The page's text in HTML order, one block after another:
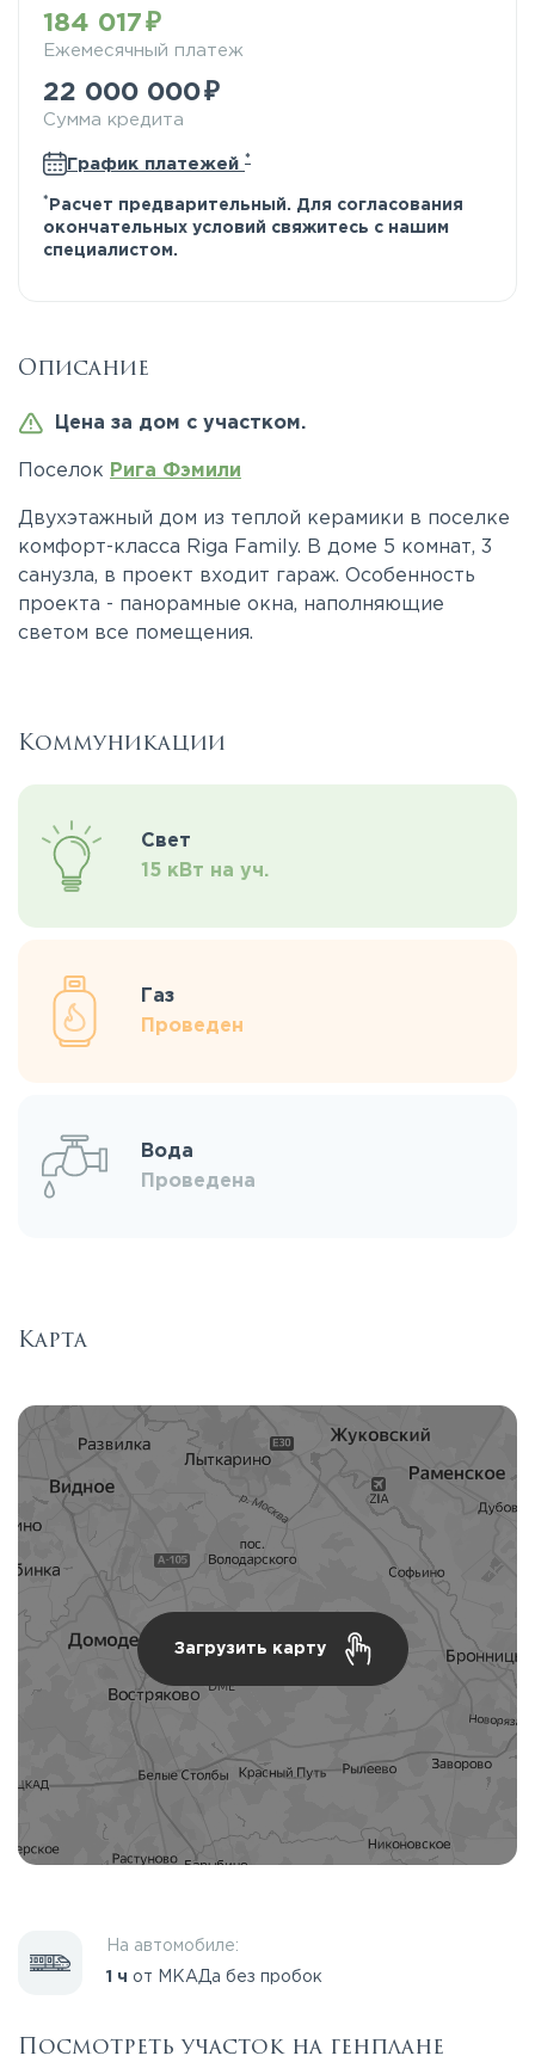
184 017
Ежемесячный платеж
22 000 000
Сумма кредита
График платежей *
* Расчет предварительный. Для согласования
окончательных условий свяжитесь с нашим
специалистом.
Описание
Цена за дом с участком.
Поселок Рига Фэмили
Двухэтажный дом из теплой керамики в поселке
комфорт-класса Riga Family. В доме 5 комнат, 3
санузла, в проект входит гараж. Особенность
проекта - панорамные окна, наполняющие
светом все помещения.
Коммуникации
Свет
15 кВт на уч.
Газ
Проведен
Вода
Проведена
Карта
Загрузить карту
На автомобиле:
1 ч от МКАДа без пробок
Посмотреть участок на генплане